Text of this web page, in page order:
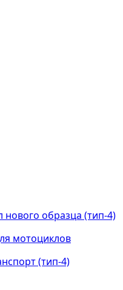
мотоциклов
(тип-4)